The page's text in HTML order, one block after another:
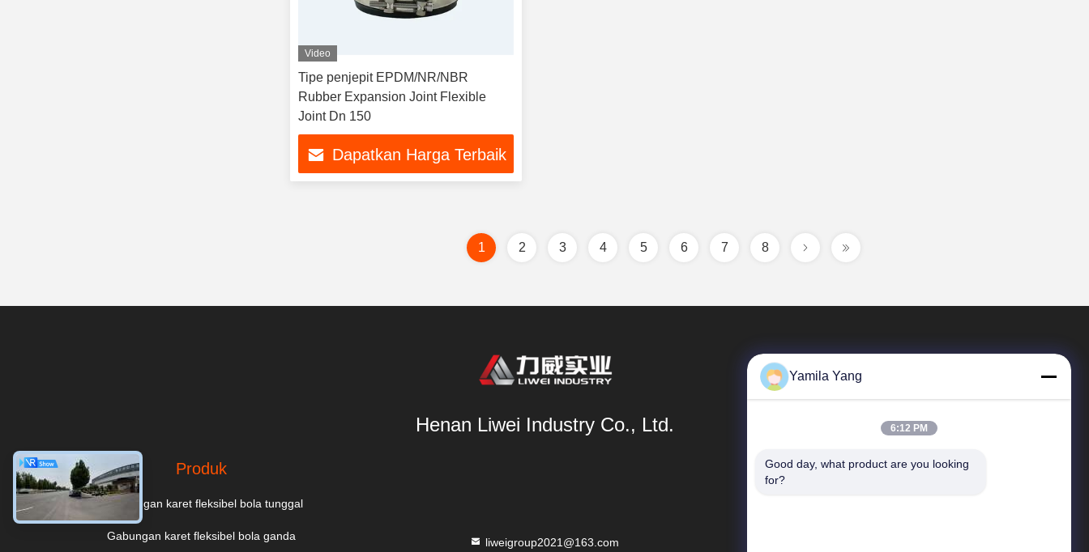
Video
Tipe penjepit EPDM/NR/NBR
Rubber Expansion Joint Flexible
Joint Dn 150
Dapatkan Harga Terbaik
1 2 3 4 5 6 7 8
Henan Liwei Industry Co., Ltd.
Produk
Sambungan karet fleksibel bola tunggal
Gabungan karet fleksibel bola ganda liweigroup2021@163.com
Tautan Cepat
Yamila Yang
6:12 PM
Good day, what product are you looking
for?